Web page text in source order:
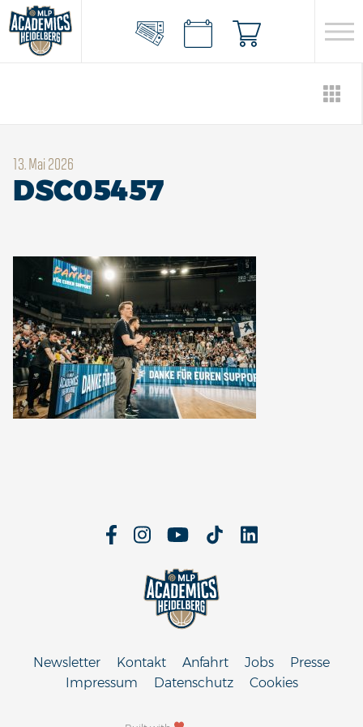
13. Mai 2026
DSC05457
Newsletter Kontakt Anfahrt Jobs
Presse
Impressum
Datenschutz Cookies